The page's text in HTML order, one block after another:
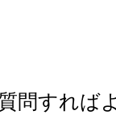
問すれば